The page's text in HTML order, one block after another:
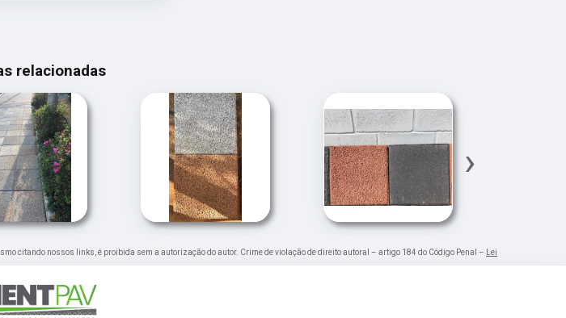
relacionadas
›
citando nossos links, é proibida sem a autorização do autor. Crime de violação de direito autoral – artigo 184 do Código Penal – Lei